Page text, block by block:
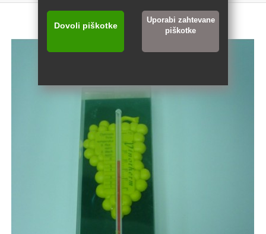
Dovoli piškotke
Uporabi zahtevane
piškotke